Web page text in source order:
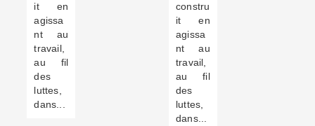
it en
agissa
nt au
travail,
au fil
des
luttes,
dans...
constru
it en
agissa
nt au
travail,
au fil
des
luttes,
dans...